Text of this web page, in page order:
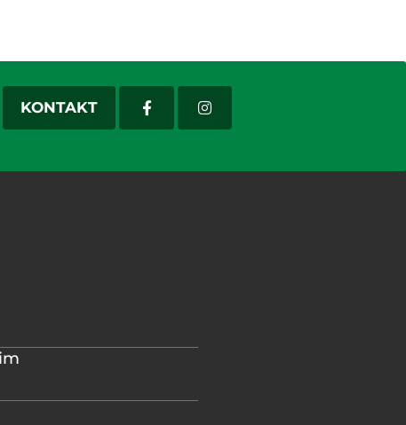
KONTAKT